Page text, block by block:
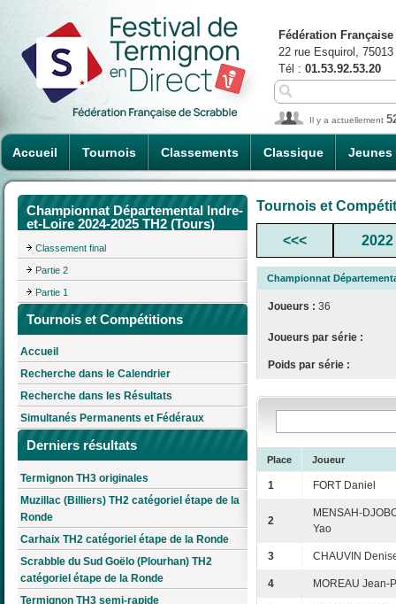
Accueil Tournois Classements Classique Jeunes
Fédération
22 rue Esquirol,
Tél : 01.53.92.53.20
Il y a actuellement
Championnat Départemental Indre-
et-Loire 2024-2025 TH2 (Tours)
Classement final
Partie 2
Partie 1
Tournois et Compétitions
Accueil
Recherche dans le Calendrier
Recherche dans les Résultats
Simultanés Permanents et Fédéraux
Derniers résultats
Termignon TH3 originales
Muzillac (Billiers) TH2 catégoriel étape de la
Ronde
Carhaix TH2 catégoriel étape de la Ronde
Scrabble du Sud Goëlo (Plourhan) TH2
catégoriel étape de la Ronde
Termignon TH3 semi-rapide
Tournois et
<<< 2022
Championnat
Joueurs : 36
Joueurs par série :
Poids par série :
Place Joueur
1 FORT Daniel
2
MENSAH-
Yao
3 CHAUVIN
4 MOREAU Jean-